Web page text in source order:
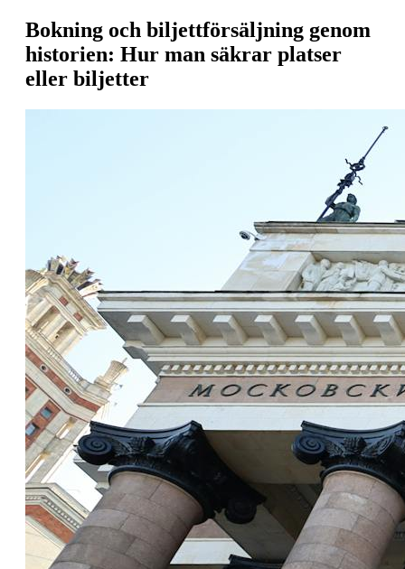
Bokning och biljettförsäljning genom
historien: Hur man säkrar platser
eller biljetter